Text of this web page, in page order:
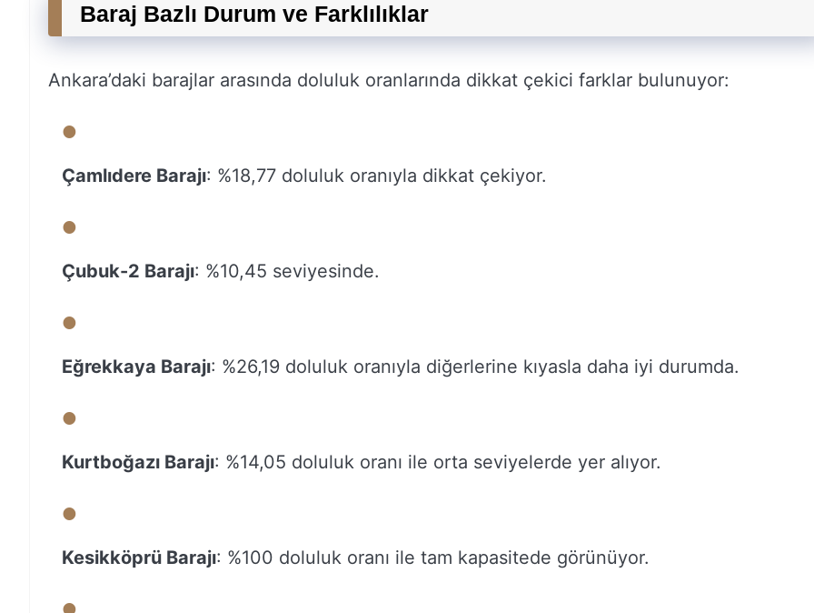
Baraj Bazlı Durum ve Farklılıklar
Ankara’daki barajlar arasında doluluk oranlarında dikkat çekici farklar bulunuyor:
Çamlıdere Barajı: %18,77 doluluk oranıyla dikkat çekiyor.
Çubuk-2 Barajı: %10,45 seviyesinde.
Eğrekkaya Barajı: %26,19 doluluk oranıyla diğerlerine kıyasla daha iyi durumda.
Kurtboğazı Barajı: %14,05 doluluk oranı ile orta seviyelerde yer alıyor.
Kesikköprü Barajı: %100 doluluk oranı ile tam kapasitede görünüyor.